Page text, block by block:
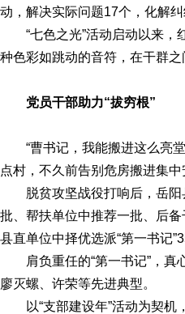
动，解决实际问题17个，化解
“七色之光”活动启动以来
种色彩如跳动的音符，在干群
党员干部助力“拔穷根”
“曹书记，我能搬进这么亮
点村，不久前告别危房搬进集
脱贫攻坚战役打响后，岳
批、帮扶单位中推荐一批、后
县直单位中择优选派“第一书记
肩负重任的“第一书记”，
廖灭螺、许荣等先进典型。
以“支部建设年”活动为契